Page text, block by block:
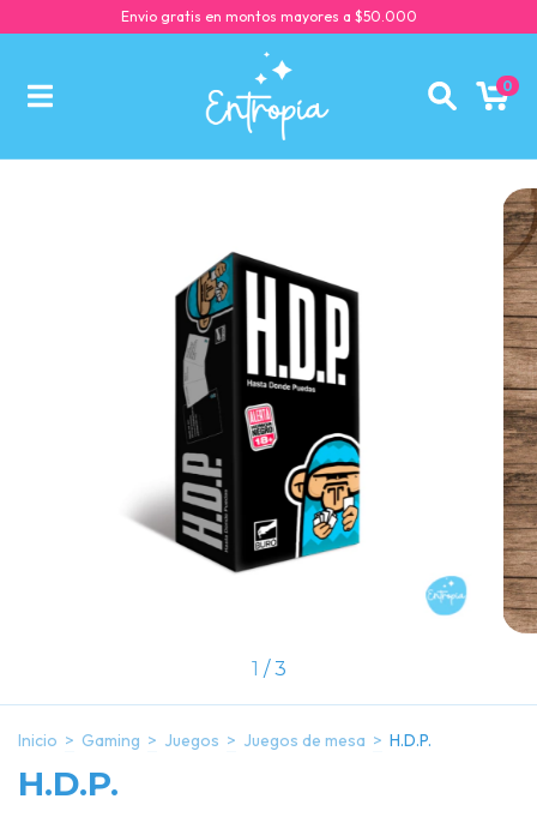
Envio gratis en montos mayores a $50.000
0
1 / 3
Inicio > Gaming > Juegos > Juegos de mesa > H.D.P.
H.D.P.